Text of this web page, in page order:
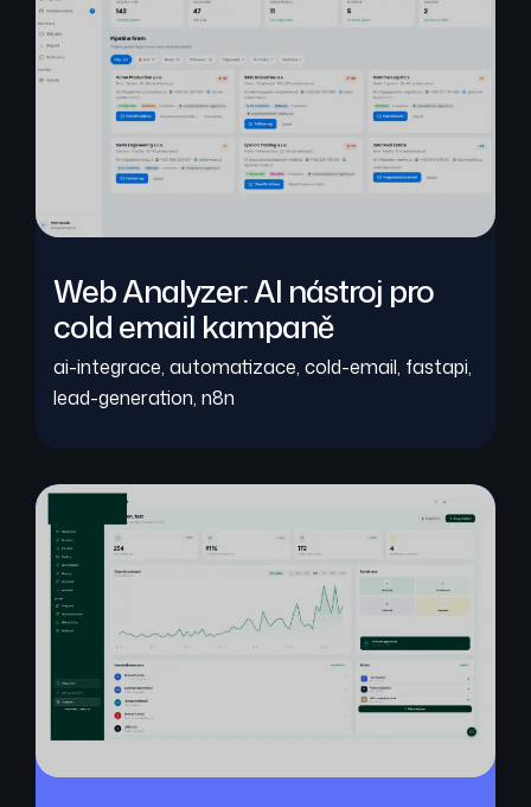
Web Analyzer: AI nástroj pro
cold email kampaně
ai-integrace, automatizace, cold-email, fastapi,
lead-generation, n8n